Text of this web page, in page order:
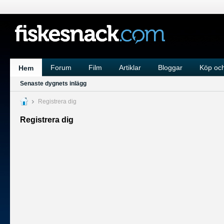
Hem Forum Film Artiklar Bloggar Köp
Senaste dygnets inlägg
Registrera dig
Registrera dig